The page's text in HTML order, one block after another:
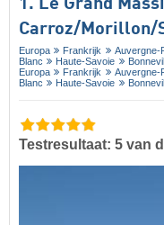
1. Le Grand
Carroz/​Morillon/​
Europa Frankrijk Auvergne-
Blanc
Haute-Savoie
Europa
Frankrijk Auvergne-
Blanc
Haute-Savoie
Testresultaat: 5 van